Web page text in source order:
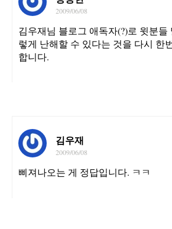
2009/06/08
김우재님 블로그 애독자(?)로 윗분들
렇게 난해할 수 있다는 것을 다시 한
합니다.
김우재
2009/06/08
삐져나오는 게 정답입니다. ㅋㅋ